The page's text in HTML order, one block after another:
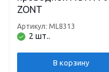
ZONT
2 шт..
Артикул: ML8313
В корзину